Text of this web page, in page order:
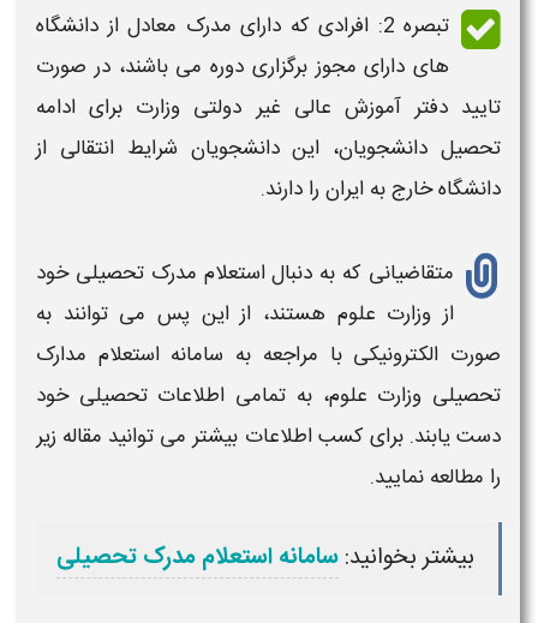
تبصره 2: افرادی که دارای مدرک معادل از دانشگاه
های دارای مجوز برگزاری دوره می باشند، در صورت
تایید دفتر آموزش عالی غیر دولتی وزارت برای ادامه
تحصیل دانشجویان، این دانشجویان شرایط انتقالی از
دانشگاه خارج به ایران را دارند.
متقاضیانی که به دنبال استعلام مدرک تحصیلی خود
از وزارت علوم هستند، از این پس می توانند به
صورت الکترونیکی با مراجعه به سامانه استعلام مدارک
تحصیلی وزارت علوم، به تمامی اطلاعات تحصیلی خود
دست یابند. برای کسب اطلاعات بیشتر می توانید مقاله زیر
را مطالعه نمایید.
بیشتر بخوانید:سامانه استعلام مدرک تحصیلی